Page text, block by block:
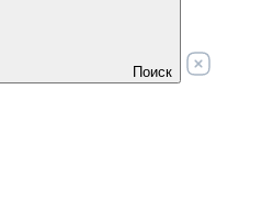
Поиск